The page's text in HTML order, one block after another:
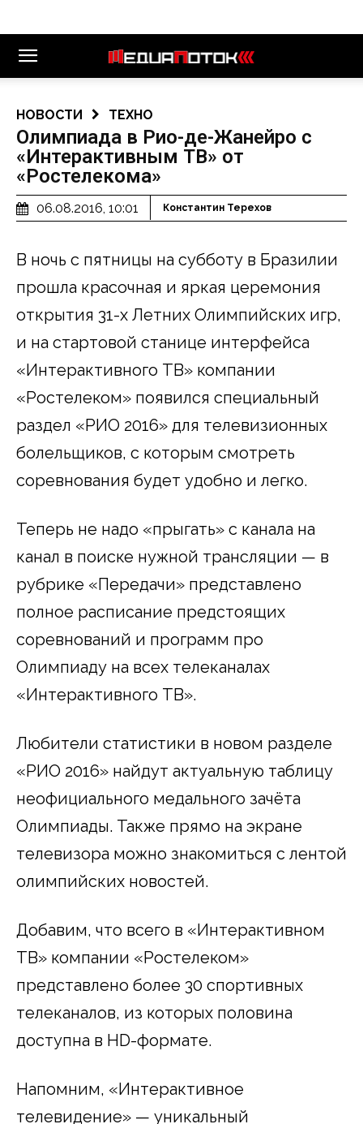
НОВОСТИ ТЕХНО
Олимпиада в Рио-де-Жанейро с
«Интерактивным ТВ» от
«Ростелекома»
06.08.2016, 10:01 Константин Терехов
В ночь с пятницы на субботу в Бразилии
прошла красочная и яркая церемония
открытия 31-х Летних Олимпийских игр,
и на стартовой станице интерфейса
«Интерактивного ТВ» компании
«Ростелеком» появился специальный
раздел «РИО 2016» для телевизионных
болельщиков, с которым смотреть
соревнования будет удобно и легко.
Теперь не надо «прыгать» с канала на
канал в поиске нужной трансляции — в
рубрике «Передачи» представлено
полное расписание предстоящих
соревнований и программ про
Олимпиаду на всех телеканалах
«Интерактивного ТВ».
Любители статистики в новом разделе
«РИО 2016» найдут актуальную таблицу
неофициального медального зачёта
Олимпиады. Также прямо на экране
телевизора можно знакомиться с лентой
олимпийских новостей.
Добавим, что всего в «Интерактивном
ТВ» компании «Ростелеком»
представлено более 30 спортивных
телеканалов, из которых половина
доступна в HD-формате.
Напомним, «Интерактивное
телевидение» — уникальный